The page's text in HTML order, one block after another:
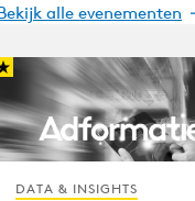
alle evenementen
DATA & INSIGHTS